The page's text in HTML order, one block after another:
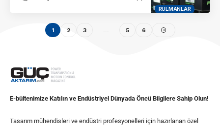
RULMANLAR
1 2 3 5 6
E-bültenimize Katılın ve Endüstriyel Dünyada Öncü Bilgilere Sahip Olun!
Tasarım mühendisleri ve endüstri profesyonelleri için hazırlanan özel